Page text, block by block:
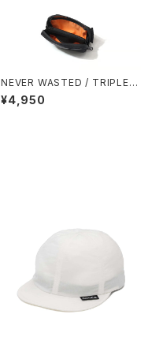
NEVER WASTED / TRIPLEY
ES（MA-1）
¥4,950